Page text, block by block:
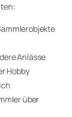
Anlässe
Hobby
über